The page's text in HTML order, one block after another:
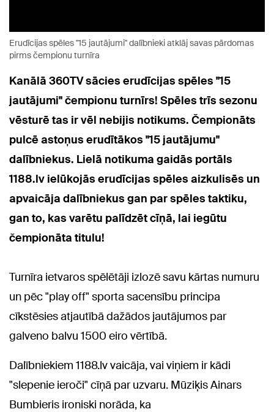
Erudīcijas spēles "15 jautājumi" dalībnieki atklāj savas pārdomas
pirms čempionu turnīra
Kanālā 360TV sācies erudīcijas spēles "15
jautājumi" čempionu turnīrs! Spēles trīs sezonu
vēsturē tas ir vēl nebijis notikums. Čempionāts
pulcē astoņus erudītākos "15 jautājumu"
dalībniekus. Lielā notikuma gaidās portāls
1188.lv ielūkojās erudīcijas spēles aizkulisēs un
apvaicāja dalībniekus gan par spēles taktiku,
gan to, kas varētu palīdzēt cīņā, lai iegūtu
čempionāta titulu!
Turnīra ietvaros spēlētāji izlozē savu kārtas numuru
un pēc "play off" sporta sacensību principa
cīkstēsies atjautībā dažādos jautājumos par
galveno balvu 1500 eiro vērtībā.
Dalībniekiem 1188.lv vaicāja, vai viņiem ir kādi
"slepenie ieroči" cīņā par uzvaru. Mūziķis Ainars
Bumbieris ironiski norāda, ka